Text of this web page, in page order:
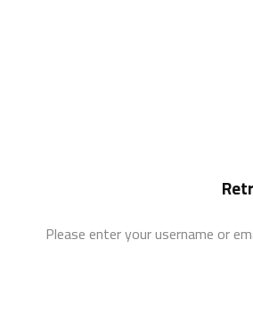
Please enter your username or